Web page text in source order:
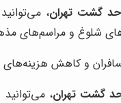
گشت تهران،
شلوغ و مراسم‌های
و کاهش
گشت تهران،